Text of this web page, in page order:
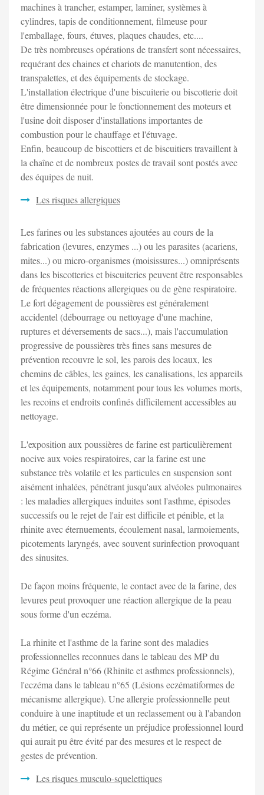
machines à trancher, estamper, laminer, systèmes à
cylindres, tapis de conditionnement, filmeuse pour
l'emballage, fours, étuves, plaques chaudes, etc....
De très nombreuses opérations de transfert sont nécessaires,
requérant des chaines et chariots de manutention, des
transpalettes, et des équipements de stockage.
L'installation électrique d'une biscuiterie ou biscotterie doit
être dimensionnée pour le fonctionnement des moteurs et
l'usine doit disposer d'installations importantes de
combustion pour le chauffage et l'étuvage.
Enfin, beaucoup de biscottiers et de biscuitiers travaillent à
la chaîne et de nombreux postes de travail sont postés avec
des équipes de nuit.
Les risques allergiques
Les farines ou les substances ajoutées au cours de la
fabrication (levures, enzymes ...) ou les parasites (acariens,
mites...) ou micro-organismes (moisissures...) omniprésents
dans les biscotteries et biscuiteries peuvent être responsables
de fréquentes réactions allergiques ou de gène respiratoire.
Le fort dégagement de poussières est généralement
accidentel (débourrage ou nettoyage d'une machine,
ruptures et déversements de sacs...), mais l'accumulation
progressive de poussières très fines sans mesures de
prévention recouvre le sol, les parois des locaux, les
chemins de câbles, les gaines, les canalisations, les appareils
et les équipements, notamment pour tous les volumes morts,
les recoins et endroits confinés difficilement accessibles au
nettoyage.
L'exposition aux poussières de farine est particulièrement
nocive aux voies respiratoires, car la farine est une
substance très volatile et les particules en suspension sont
aisément inhalées, pénétrant jusqu'aux alvéoles pulmonaires
: les maladies allergiques induites sont l'asthme, épisodes
successifs ou le rejet de l'air est difficile et pénible, et la
rhinite avec éternuements, écoulement nasal, larmoiements,
picotements laryngés, avec souvent surinfection provoquant
des sinusites.
De façon moins fréquente, le contact avec de la farine, des
levures peut provoquer une réaction allergique de la peau
sous forme d'un eczéma.
La rhinite et l'asthme de la farine sont des maladies
professionnelles reconnues dans le tableau des MP du
Régime Général n°66 (Rhinite et asthmes professionnels),
l'eczéma dans le tableau n°65 (Lésions eczématiformes de
mécanisme allergique). Une allergie professionnelle peut
conduire à une inaptitude et un reclassement ou à l'abandon
du métier, ce qui représente un préjudice professionnel lourd
qui aurait pu être évité par des mesures et le respect de
gestes de prévention.
Les risques musculo-squelettiques